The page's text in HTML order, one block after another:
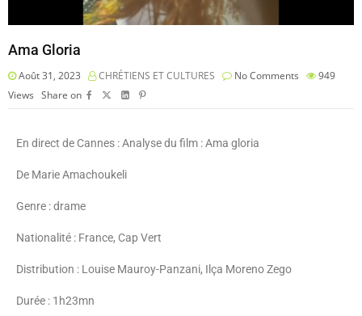
Ama Gloria
Août 31, 2023 CHRÉTIENS ET CULTURES No Comments
949
Views Share on
En direct de Cannes : Analyse du film : Ama gloria
De Marie Amachoukeli
Genre : drame
Nationalité : France, Cap Vert
Distribution : Louise Mauroy-Panzani, Ilça Moreno Zego
Durée : 1h23mn